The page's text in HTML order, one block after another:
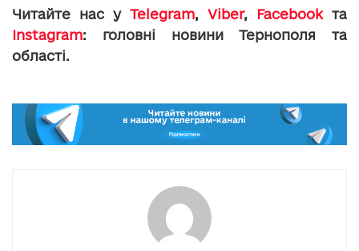
Читайте нас у Telegram, Viber, Facebookта
Instagram: головні новини Тернополя та
області.